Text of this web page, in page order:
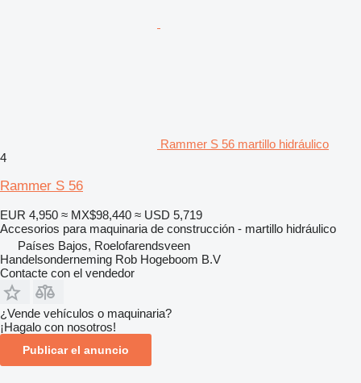
Rammer S 56 martillo hidráulico
4
Rammer S 56
EUR 4,950 ≈ MX$98,440 ≈ USD 5,719
Accesorios para maquinaria de construcción - martillo hidráulico
Países Bajos, Roelofarendsveen
Handelsonderneming Rob Hogeboom B.V
Contacte con el vendedor
¿Vende vehículos o maquinaria?
¡Hagalo con nosotros!
Publicar el anuncio